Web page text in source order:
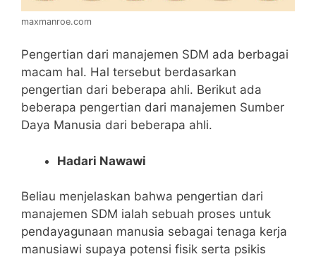
maxmanroe.com
Pengertian dari manajemen SDM ada berbagai
macam hal. Hal tersebut berdasarkan
pengertian dari beberapa ahli. Berikut ada
beberapa pengertian dari manajemen Sumber
Daya Manusia dari beberapa ahli.
Hadari Nawawi
Beliau menjelaskan bahwa pengertian dari
manajemen SDM ialah sebuah proses untuk
pendayagunaan manusia sebagai tenaga kerja
manusiawi supaya potensi fisik serta psikis